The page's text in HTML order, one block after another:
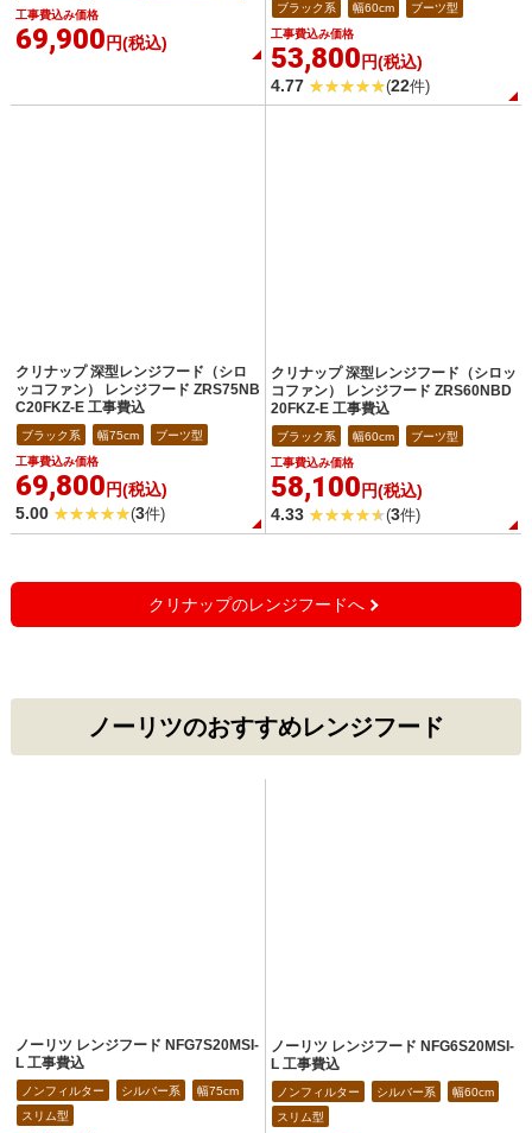
工事費込み価格
69,900 円(税込)
ブラック系 幅60cm
ブーツ型
工事費込み価格
53,800 円(税込)
4.77
(22件)
クリナップ 深型レンジフード（シロ
ッコファン） レンジフード ZRS75NB
C20FKZ-E 工事費込
ブラック系 幅75cm
ブーツ型
工事費込み価格
69,800 円(税込)
5.00
(3件)
クリナップ 深型レンジフード（シロッ
コファン） レンジフード ZRS60NBD
20FKZ-E 工事費込
ブラック系 幅60cm
ブーツ型
工事費込み価格
58,100 円(税込)
4.33
(3件)
クリナップのレンジフードへ
ノーリツのおすすめレンジフード
ノーリツ レンジフード NFG7S20MSI-
L 工事費込
ノンフィルター シルバー系
幅75cm
スリム型
ノーリツ レンジフード NFG6S20MSI-
L 工事費込
ノンフィルター シルバー系
幅60cm
スリム型